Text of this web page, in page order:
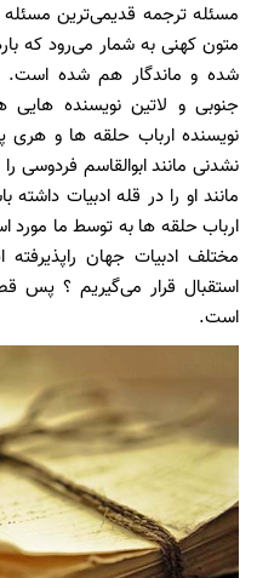
مسئله ترجمه قدیمی‌ترین مسئله
متون کهنی به شمار می‌رود که
شده و ماندگار هم شده است.
جنوبی و لاتین نویسنده
نویسنده ارباب حلقه ها و هری
نشدنی مانند ابوالقاسم فردوسی
مانند او را در قله ادبیات
ارباب حلقه ها به توسط ما مورد
مختلف ادبیات جهان
استقبال قرار می‌گیریم ؟ پس
است.